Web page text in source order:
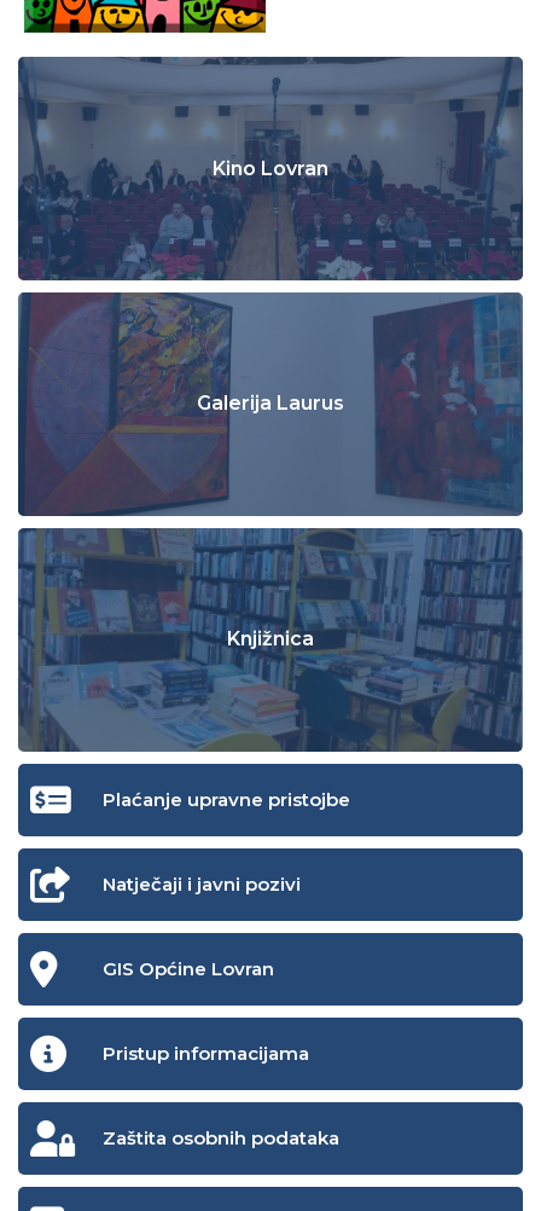
Kino Lovran
Galerija Laurus
Knjižnica
Plaćanje upravne pristojbe
Natječaji i javni pozivi
GIS Općine Lovran
Pristup informacijama
Zaštita osobnih podataka